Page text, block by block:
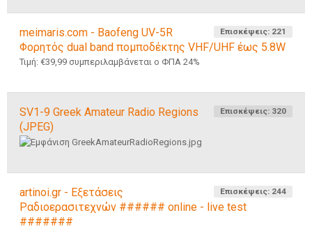
Επισκέψεις: 221
meimaris.com - Baofeng UV-5R
Φορητός dual band πομποδέκτης VHF/UHF έως 5.8W
Τιμή: €39,99 συμπεριλαμβάνεται ο ΦΠΑ 24%
Επισκέψεις: 320
SV1-9 Greek Amateur Radio Regions
(JPEG)
Επισκέψεις: 244
artinoi.gr - Εξετάσεις
Ραδιοερασιτεχνών ###### online - live test
#######